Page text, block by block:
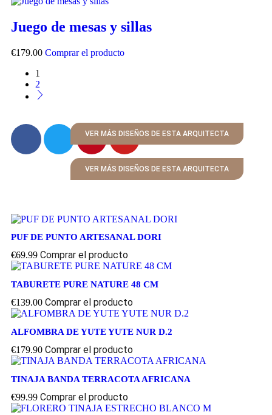
Juego de mesas y sillas
€179.00 Comprar el producto
1
2
VER MÁS DISEÑOS DE ESTA ARQUITECTA
VER MÁS DISEÑOS DE ESTA ARQUITECTA
PUF DE PUNTO ARTESANAL DORI
€69.99 Comprar el producto
TABURETE PURE NATURE 48 CM
€139.00 Comprar el producto
ALFOMBRA DE YUTE YUTE NUR D.2
€179.90 Comprar el producto
TINAJA BANDA TERRACOTA AFRICANA
€99.99 Comprar el producto